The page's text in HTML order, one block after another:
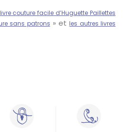
couture facile d’Huguette Paillettes
sans patrons » etles autres livres